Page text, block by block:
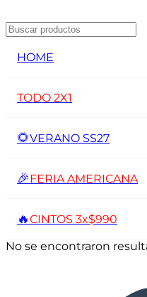
HOME
TODO 2X1
🌻VERANO SS27
🎉FERIA AMERICANA
🔥CINTOS 3x$990
No se encontraron